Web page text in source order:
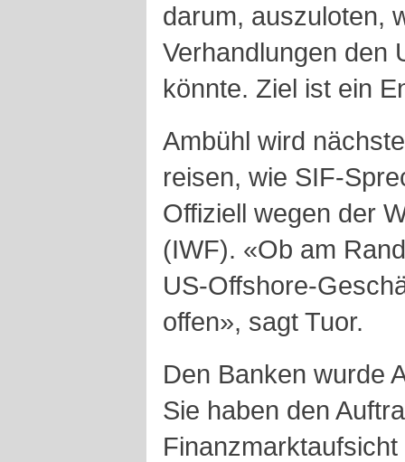
darum, auszuloten,
Verhandlungen den
könnte. Ziel ist ein
Ambühl wird
reisen, wie SIF-
Offiziell wegen der
(IWF). «Ob am
US-Offshore-
offen», sagt Tuor.
Den Banken wurde
Sie haben den